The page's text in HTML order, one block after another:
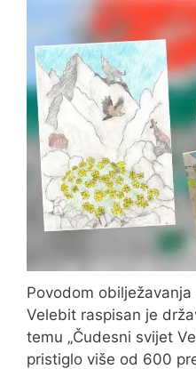
Povodom
Velebit raspisan je
temu „Čudesni svijet
pristiglo više od 600